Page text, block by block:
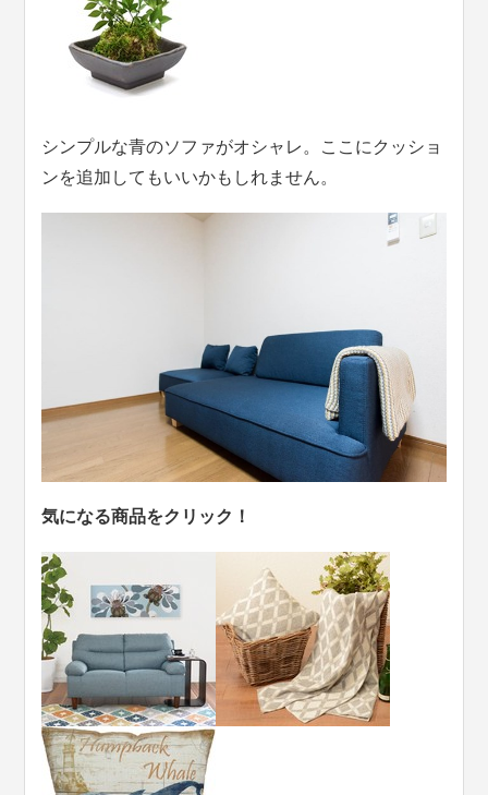
シンプルな青のソファがオシャレ。ここにクッショ
ンを追加してもいいかもしれません。
気になる商品をクリック！